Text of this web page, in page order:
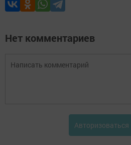
Нет комментариев
Авторизоваться